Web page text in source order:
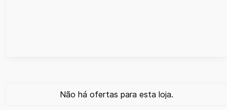
Não há ofertas para esta loja.